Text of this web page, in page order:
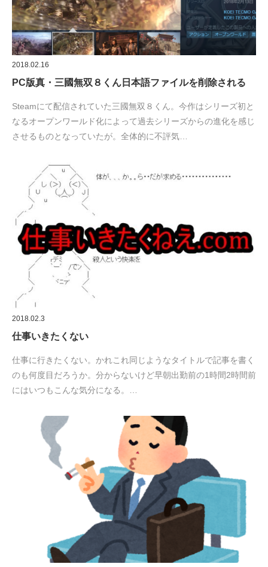
2018.02.16
PC版真・三國無双８くん日本語ファイルを削除される
Steamにて配信されていた三國無双８くん。今作はシリーズ初と
なるオープンワールド化によって過去シリーズからの進化を感じ
させるものとなっていたが。全体的に不評気…
2018.02.3
仕事いきたくない
仕事に行きたくない。かれこれ同じようなタイトルで記事を書く
のも何度目だろうか。分からないけど早朝出勤前の1時間2時間前
にはいつもこんな気分になる。…